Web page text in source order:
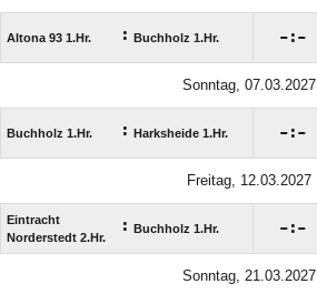
Altona 93 1.Hr. : Buchholz 1.Hr. :
Sonntag, 07.03.2027
Buchholz 1.Hr. : Harksheide 1.Hr. :
Freitag, 12.03.2027
Eintracht
Norderstedt 2.Hr.
: Buchholz 1.Hr. :
Sonntag, 21.03.2027